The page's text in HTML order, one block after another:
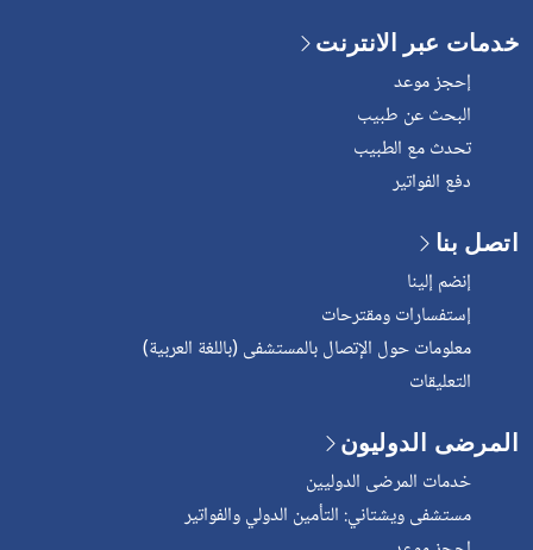
خدمات عبر الانترنت
إحجز موعد
البحث عن طبيب
تحدث مع الطبيب
دفع الفواتير
اتصل بنا
إنضم إلينا
إستفسارات ومقترحات
معلومات حول الإتصال بالمستشفى (باللغة العربية)
التعليقات
المرضى الدوليون
خدمات المرضى الدوليين
مستشفى ويشتاني: التأمين الدولي والفواتير